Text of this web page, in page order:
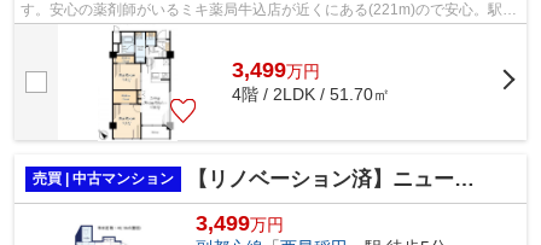
す。安心の薬剤師がいるミキ薬局牛込店が近くにある(221m)ので安心。駅か
ら徒歩5分ですので、朝食をゆっくり食べ...
3,499万円
4階 / 2LDK / 51.70㎡
売買 | 中古マンション 【リノベーション済】ニューハイム早稲田
3,499万円